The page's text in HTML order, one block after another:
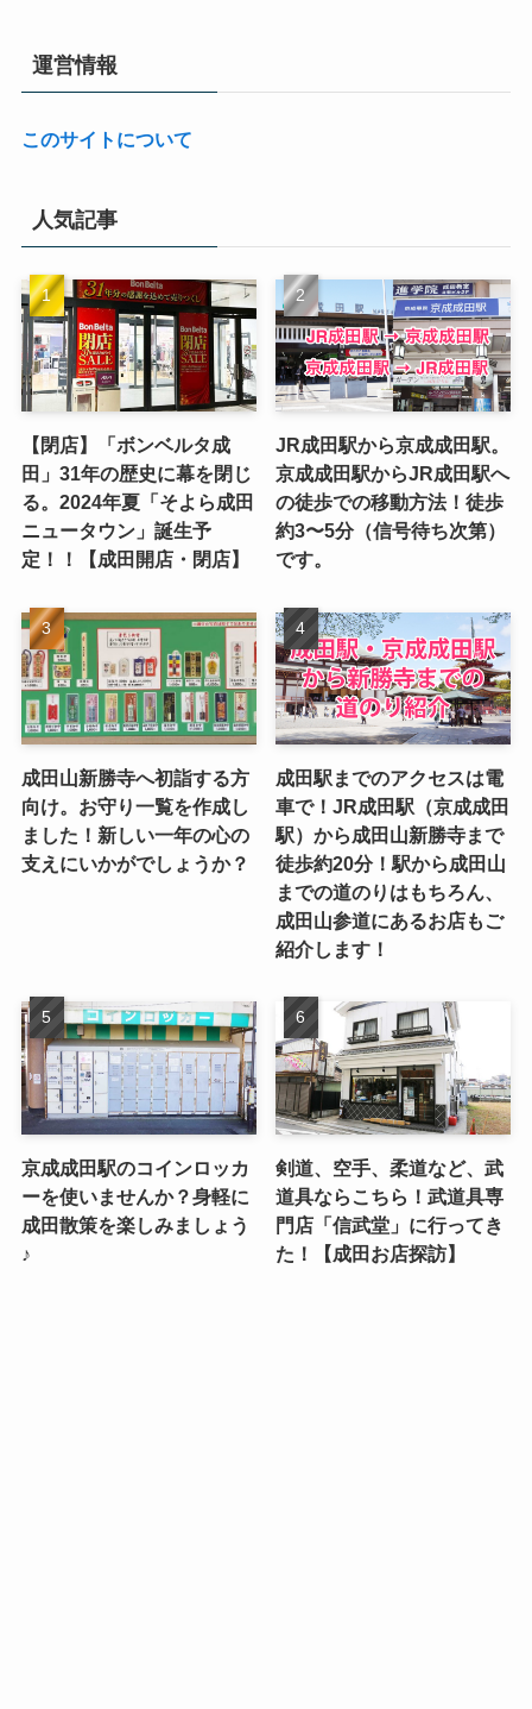
運営情報
このサイトについて
人気記事
【閉店】「ボンベルタ成
田」31年の歴史に幕を閉じ
る。2024年夏「そよら成田
ニュータウン」誕生予
定！！【成田開店・閉店】
JR成田駅から京成成田駅。
京成成田駅からJR成田駅へ
の徒歩での移動方法！徒歩
約3〜5分（信号待ち次第）
です。
成田山新勝寺へ初詣する方
向け。お守り一覧を作成し
ました！新しい一年の心の
支えにいかがでしょうか？
成田駅までのアクセスは電
車で！JR成田駅（京成成田
駅）から成田山新勝寺まで
徒歩約20分！駅から成田山
までの道のりはもちろん、
成田山参道にあるお店もご
紹介します！
京成成田駅のコインロッカ
ーを使いませんか？身軽に
成田散策を楽しみましょう
♪
剣道、空手、柔道など、武
道具ならこちら！武道具専
門店「信武堂」に行ってき
た！【成田お店探訪】